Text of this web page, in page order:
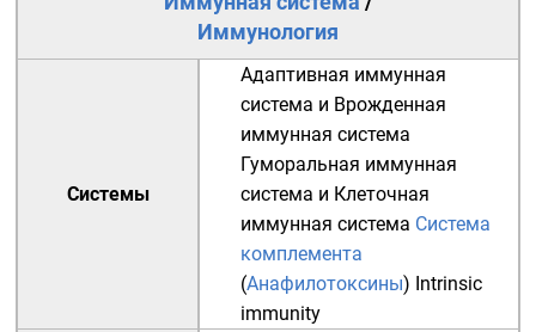
Иммунология
Системы
Адаптивная иммунная
система и Врожденная
иммунная система
Гуморальная иммунная
система и Клеточная
иммунная система Система
комплемента
(Анафилотоксины) Intrinsic
immunity